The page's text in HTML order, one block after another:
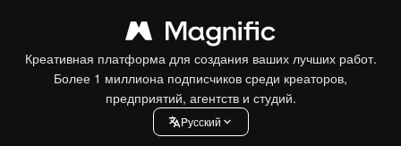
Креативная платформа для создания ваших лучших работ.
Более 1 миллиона подписчиков среди креаторов,
предприятий, агентств и студий.
Pусский